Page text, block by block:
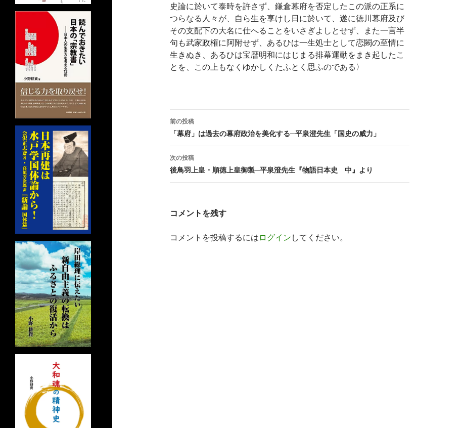
史論に於いて泰時を許さず、鎌倉幕府を否定したこの派の正系に
つらなる人々が、自ら生を享けし日に於いて、遂に徳川幕府及び
その支配下の大名に仕へることをいさぎよしとせず、また一言半
句も武家政権に阿附せず、あるひは一生処士として恋闕の至情に
生きぬき、あるひは宝暦明和にはじまる排幕運動をまき起したこ
とを、この上もなくゆかしくたふとく思ふのである〉
投
稿
ナ
ビ
ゲ
ョ
前の投稿
「幕府」は過去の幕府政治を美化する─平泉澄先生「国史の威力」
次の投稿
後鳥羽上皇・順徳上皇御製─平泉澄先生『物語日本史 中』より
コメントを残す
コメントを投稿するには ログイン してください。